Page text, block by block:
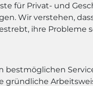
für Privat- und
Wir verstehen,
ihre Probleme
gründliche